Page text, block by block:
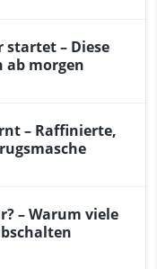
startet – Diese
ab morgen
– Raffinierte,
– Warum viele